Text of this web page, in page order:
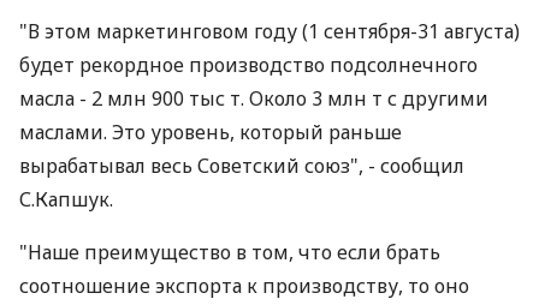
"В этом маркетинговом году (1 сентября-31 августа)
будет рекордное производство подсолнечного
масла - 2 млн 900 тыс т. Около 3 млн т с другими
маслами. Это уровень, который раньше
вырабатывал весь Советский союз", - сообщил
С.Капшук.
"Наше преимущество в том, что если брать
соотношение экспорта к производству, то оно